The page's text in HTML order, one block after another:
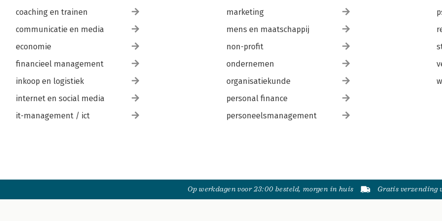
coaching en trainen
communicatie en media
economie
financieel management
inkoop en logistiek
internet en social media
it-management / ict
marketing
mens en maatschappij
non-profit
ondernemen
organisatiekunde
personal finance
personeelsmanagement
Op werkdagen voor 23:00 besteld, morgen in huis Gratis verzending